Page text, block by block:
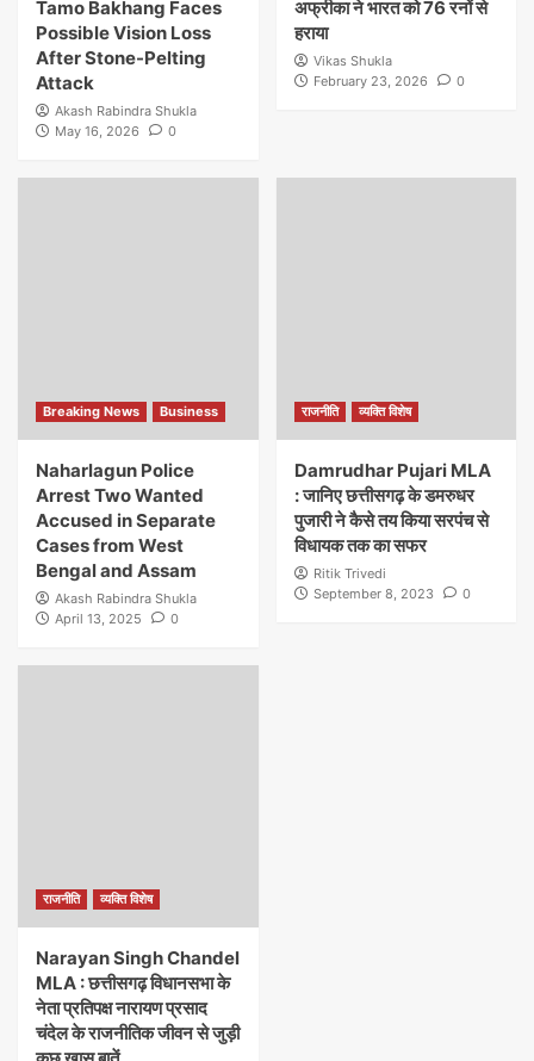
Tamo Bakhang Faces
Possible Vision Loss
After Stone-Pelting
Attack
Akash Rabindra Shukla
May 16, 2026
0
अफ्रीका ने भारत को 76 रनों से
हराया
Vikas Shukla
February 23, 2026
0
Breaking News Business
Naharlagun Police
Arrest Two Wanted
Accused in Separate
Cases from West
Bengal and Assam
Akash Rabindra Shukla
April 13, 2025
0
राजनीति व्यक्ति विशेष
Damrudhar Pujari MLA
: जानिए छत्तीसगढ़ के डमरुधर
पुजारी ने कैसे तय किया सरपंच से
विधायक तक का सफर
Ritik Trivedi
September 8, 2023
0
राजनीति व्यक्ति विशेष
Narayan Singh Chandel
MLA : छत्तीसगढ़ विधानसभा के
नेता प्रतिपक्ष नारायण प्रसाद
चंदेल के राजनीतिक जीवन से जुड़ी